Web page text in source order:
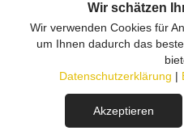
In
Onlinefachhandel in der
Erstellt mit
Wir schätzen
Wir verwenden Cookies für
um Ihnen dadurch das
Datenschutzerklärung |
Akzeptieren